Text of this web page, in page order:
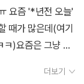
of the three key
and most i
그게 역시 가
년 동안 우리 마을
서 너무 좋아하며
품절이라 못 사고,
볼수록 새로운 걸
요즘 '*년전 오늘'
때가 많은데(여기
)요즘은 그냥 많
운동도 하고 있습
더보기